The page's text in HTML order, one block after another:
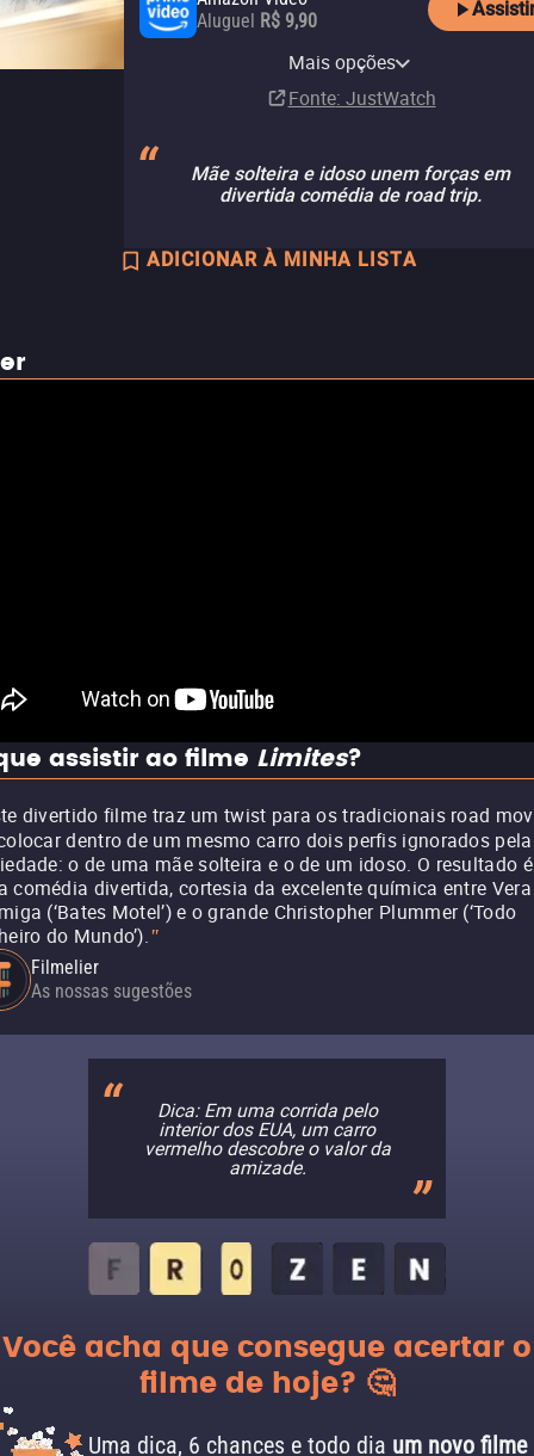
Aluguel R$ 9,90
Apple TV Store
R$ 11,90
Netflix
Assinatura
YouTube
Claro video
R$ 6,90
Looke
AssinaturaMais opções
Fonte: JustWatch
Mãe solteira e idoso unem forças em
divertida comédia de road trip.
ADICIONAR À MINHA LISTA
assistir ao filme Limites?
divertido filme traz um twist para os tradicionais road
dentro de um mesmo carro dois perfis ignorados pela
o de uma mãe solteira e o de um idoso. O resultado é
comédia divertida, cortesia da excelente química entre Vera
(‘Bates Motel’) e o grande Christopher Plummer (‘Todo
do Mundo’)."
Filmelier
As nossas sugestões
Dica: Em uma corrida pelo
interior dos EUA, um carro
vermelho descobre o valor da
amizade.
Você acha que consegue acertar o
filme de hoje? 🤔
Uma dica, 6 chances e todo dia um novo filme